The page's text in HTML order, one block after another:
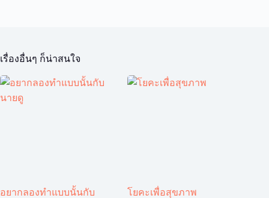
เรื่องอื่นๆ ก็น่าสนใจ
อยากลองทำแบบนั้นกับ
โยคะเพื่อสุขภาพ